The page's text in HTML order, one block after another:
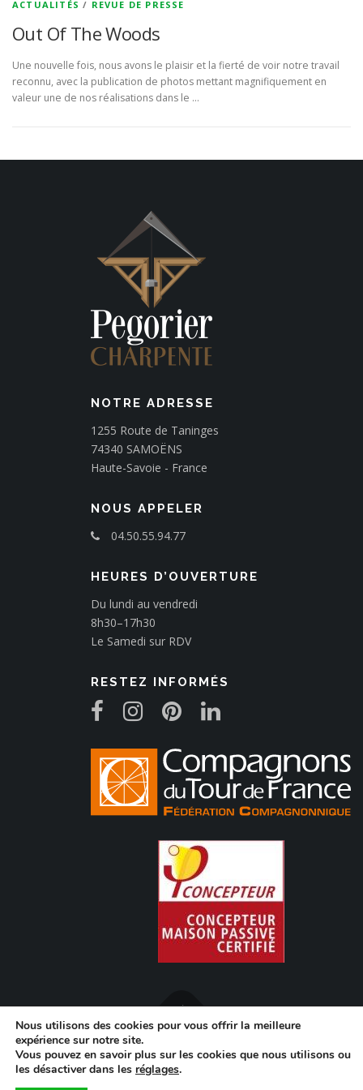
ACTUALITÉS / REVUE DE PRESSE
Out Of The Woods
Une nouvelle fois, nous avons le plaisir et la fierté de voir notre travail
reconnu, avec la publication de photos mettant magnifiquement en
valeur une de nos réalisations dans le …
NOTRE ADRESSE
1255 Route de Taninges
74340 SAMOËNS
Haute-Savoie - France
NOUS APPELER
04.50.55.94.77
HEURES D’OUVERTURE
Du lundi au vendredi
8h30–17h30
Le Samedi sur RDV
RESTEZ INFORMÉS
Copyright © 2020 Pegorier Charpente IMENTIONS LÉGALES I
POLITIQUE DE CONFIDENTIALITÉ
Nous utilisons des cookies pour vous offrir la meilleure
expérience sur notre site.
Vous pouvez en savoir plus sur les cookies que nous utilisons ou
les désactiver dans les réglages.